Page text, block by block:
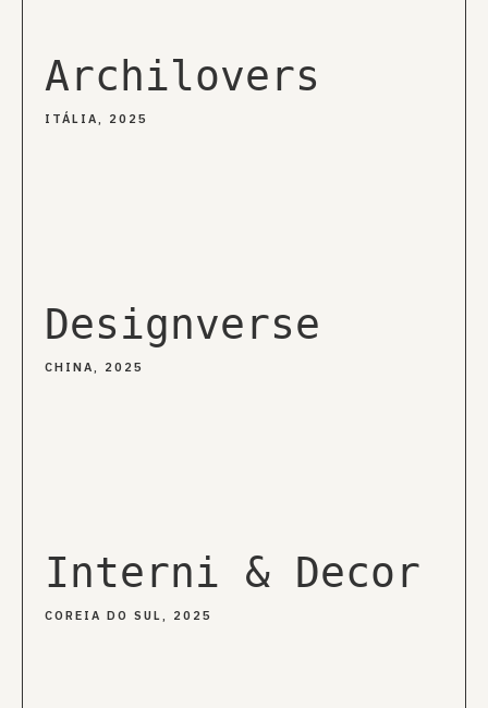
Archilovers
ITÁLIA, 2025
Designverse
CHINA, 2025
Interni & Decor
COREIA DO SUL, 2025